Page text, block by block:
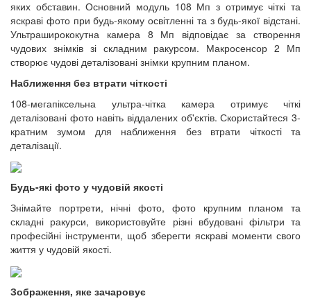
яких обставин. Основний модуль 108 Мп з отримує чіткі та
яскраві фото при будь-якому освітленні та з будь-якої відстані.
Ультраширококутна камера 8 Мп відповідає за створення
чудових знімків зі складним ракурсом. Макросенсор 2 Мп
створює чудові деталізовані знімки крупним планом.
Наближення без втрати чіткості
108-мегапіксельна ультра-чітка камера отримує чіткі
деталізовані фото навіть віддалених об'єктів. Скористайтеся 3-
кратним зумом для наближення без втрати чіткості та
деталізації.
Будь-які фото у чудовій якості
Знімайте портрети, нічні фото, фото крупним планом та
складні ракурси, використовуйте різні вбудовані фільтри та
професійні інструменти, щоб зберегти яскраві моменти свого
життя у чудовій якості.
Зображення, яке зачаровує